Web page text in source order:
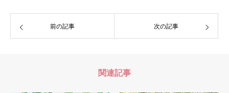
前の記事 次の記事
関連記事